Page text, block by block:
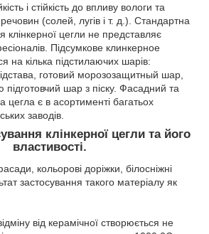
і стійкість до впливу вологи та
(солей, лугів і т. д.). Стандартна
клінкерної цегли не представляє
Підсумкове клинкерное
на кілька підстилаючих шарів:
готовий морозозащитный шар,
шар з піску. Фасадний та
цегла є в асортименті багатьох
заводів.
клінкерної цегли та його
властивості.
кольорові доріжки, білосніжні
застосування такого матеріалу як
від керамічної створюється не